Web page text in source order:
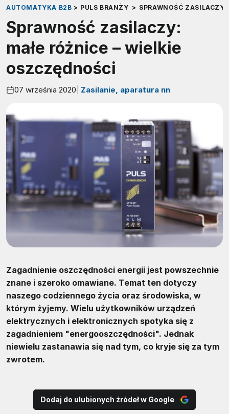
AUTOMATYKA B2B > PULS BRANŻY > SPRAWNOŚĆ
Sprawność zasilaczy:
małe różnice – wielkie
oszczędności
07 września 2020 Zasilanie, aparatura nn
Zagadnienie oszczędności energii jest powszechnie
znane i szeroko omawiane. Temat ten dotyczy
naszego codziennego życia oraz środowiska, w
którym żyjemy. Wielu użytkowników urządzeń
elektrycznych i elektronicznych spotyka się z
zagadnieniem "energooszczędności". Jednak
niewielu zastanawia się nad tym, co kryje się za tym
zwrotem.
Dodaj do ulubionych źródeł w Google